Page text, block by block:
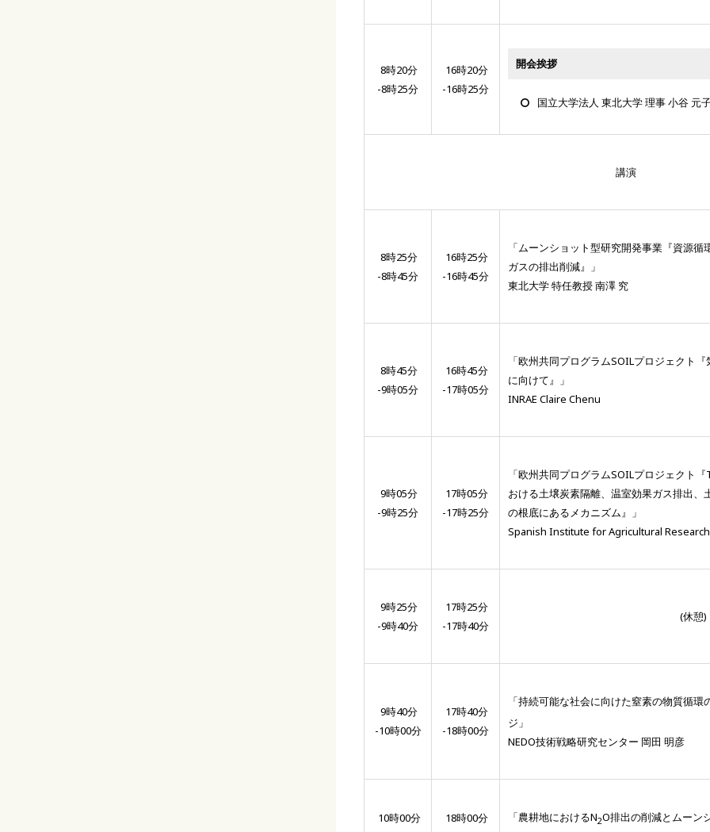
8時20分
-8時25分
16時20分
-16時25分
開会挨拶
国立大学法人 東北大学 理事 小谷 元
講演
8時25分
-8時45分
16時25分
-16時45分
「ムーンショット型研究開発事業『資源
ガスの排出削減』」
東北大学 特任教授 南澤 究
8時45分
-9時05分
16時45分
-17時05分
「欧州共同プログラムSOILプロジェクト
に向けて』」
INRAE Claire Chenu
9時05分
-9時25分
17時05分
-17時25分
「欧州共同プログラムSOILプロジェクト
おける土壌炭素隔離、温室効果ガス排出
の根底にあるメカニズム』」
Spanish Institute for Agricultural
9時25分
-9時40分
17時25分
-17時40分
(休憩)
9時40分
-10時00分
17時40分
-18時00分
「持続可能な社会に向けた窒素の物質循環
ジ」
NEDO技術戦略研究センター 岡田 明彦
10時00分
18時00分
「農耕地におけるN2O排出の削減とムーン